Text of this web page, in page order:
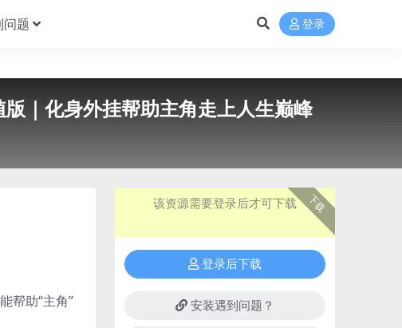
问题 登录
｜化身外挂帮助主角走上人生巅峰
帮助“主角”
下载
该资源需要登录后才可下载
登录后下载
安装遇到问题？